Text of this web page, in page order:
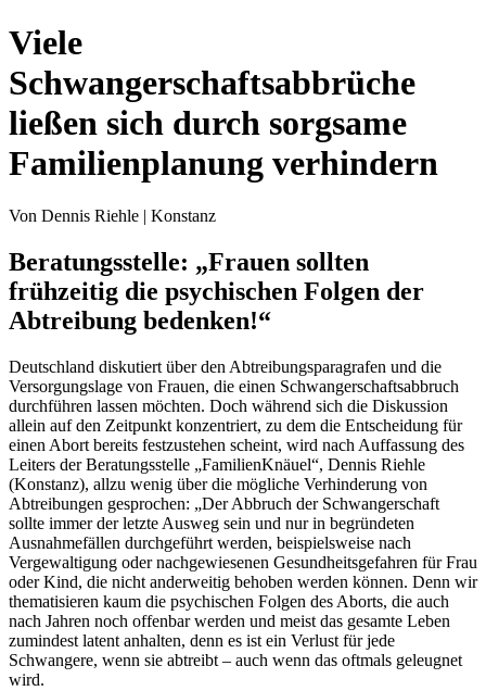
Viele
Schwangerschaftsabbrüche
ließen sich durch sorgsame
Familienplanung verhindern
Von Dennis Riehle | Konstanz
Beratungsstelle: „Frauen sollten
frühzeitig die psychischen Folgen der
Abtreibung bedenken!“
Deutschland diskutiert über den Abtreibungsparagrafen und die
Versorgungslage von Frauen, die einen Schwangerschaftsabbruch
durchführen lassen möchten. Doch während sich die Diskussion
allein auf den Zeitpunkt konzentriert, zu dem die Entscheidung für
einen Abort bereits festzustehen scheint, wird nach Auffassung des
Leiters der Beratungsstelle „FamilienKnäuel“, Dennis Riehle
(Konstanz), allzu wenig über die mögliche Verhinderung von
Abtreibungen gesprochen: „Der Abbruch der Schwangerschaft
sollte immer der letzte Ausweg sein und nur in begründeten
Ausnahmefällen durchgeführt werden, beispielsweise nach
Vergewaltigung oder nachgewiesenen Gesundheitsgefahren für Frau
oder Kind, die nicht anderweitig behoben werden können. Denn wir
thematisieren kaum die psychischen Folgen des Aborts, die auch
nach Jahren noch offenbar werden und meist das gesamte Leben
zumindest latent anhalten, denn es ist ein Verlust für jede
Schwangere, wenn sie abtreibt – auch wenn das oftmals geleugnet
wird.